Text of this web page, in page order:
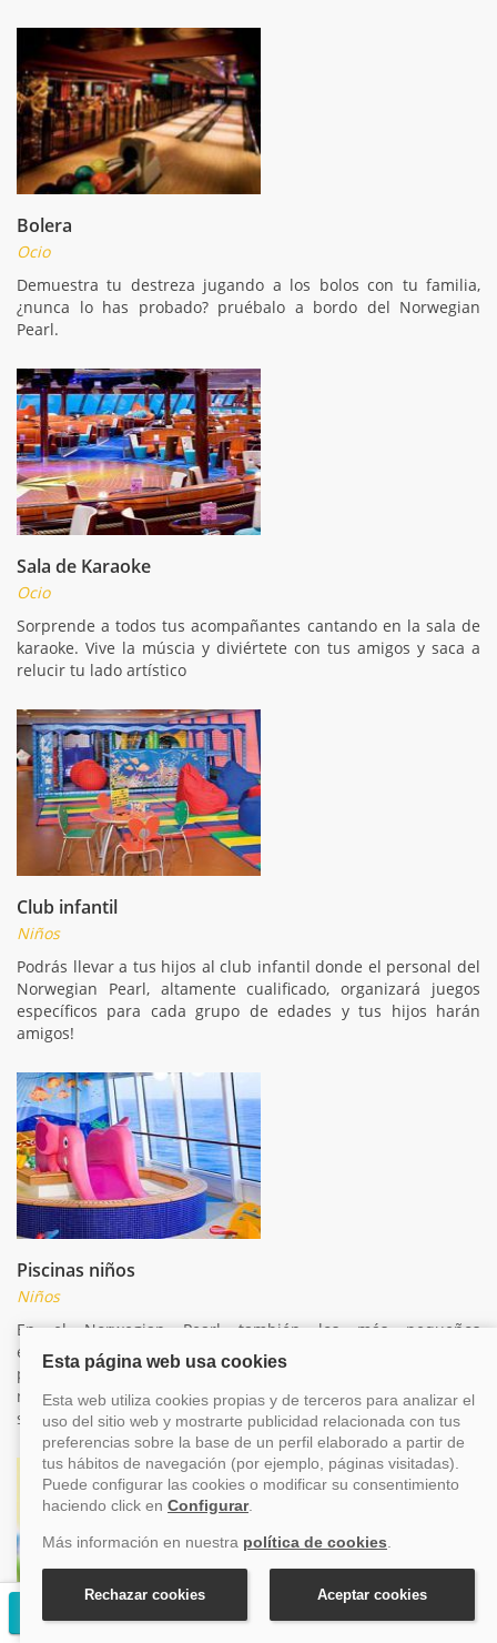
Bolera
Ocio
Demuestra tu destreza jugando a los bolos con tu familia,
¿nunca lo has probado? pruébalo a bordo del Norwegian
Pearl.
Sala de Karaoke
Ocio
Sorprende a todos tus acompañantes cantando en la sala de
karaoke. Vive la múscia y diviértete con tus amigos y saca a
relucir tu lado artístico
Club infantil
Niños
Podrás llevar a tus hijos al club infantil donde el personal del
Norwegian Pearl, altamente cualificado, organizará juegos
específicos para cada grupo de edades y tus hijos harán
amigos!
Piscinas niños
Niños
En el Norwegian Pearl también los más pequeños
encontrarán su espacio. Una piscina especialmente diseñada
para ellos dónde podrán disfrutar del agua jugando con otros
niños. *** este servicio puede estar temporalmente fuera de
servicio por motivo del COVID**